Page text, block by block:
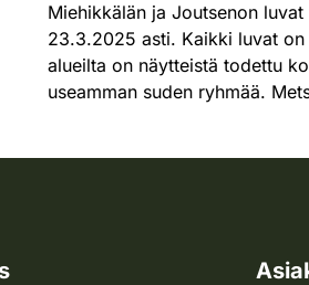
Miehikkälän ja Joutsenon
23.3.2025 asti. Kaikki luvat
alueilta on näytteistä todettu
useamman suden ryhmää.